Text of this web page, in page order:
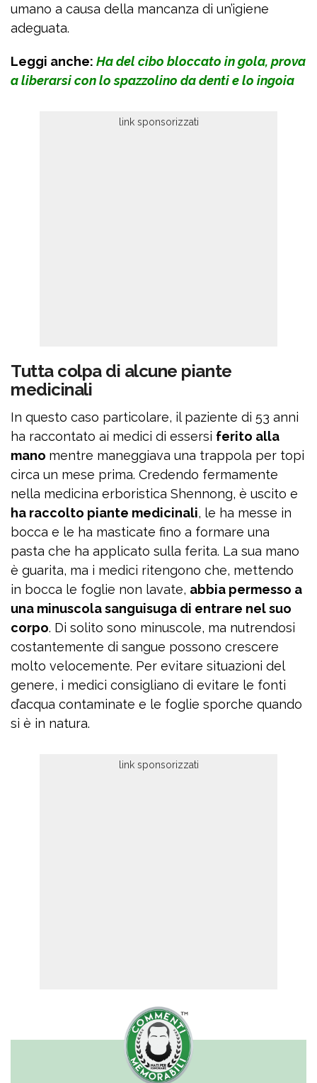
umano a causa della mancanza di un’igiene
adeguata.
Leggi anche: Ha del cibo bloccato in gola, prova
a liberarsi con lo spazzolino da denti e lo ingoia
Tutta colpa di alcune piante
medicinali
In questo caso particolare, il paziente di 53 anni
ha raccontato ai medici di essersi ferito alla
mano mentre maneggiava una trappola per topi
circa un mese prima. Credendo fermamente
nella medicina erboristica Shennong, è uscito e
ha raccolto piante medicinali, le ha messe in
bocca e le ha masticate fino a formare una
pasta che ha applicato sulla ferita. La sua mano
è guarita, ma i medici ritengono che, mettendo
in bocca le foglie non lavate, abbia permesso a
una minuscola sanguisuga di entrare nel suo
corpo. Di solito sono minuscole, ma nutrendosi
costantemente di sangue possono crescere
molto velocemente. Per evitare situazioni del
genere, i medici consigliano di evitare le fonti
d’acqua contaminate e le foglie sporche quando
si è in natura.